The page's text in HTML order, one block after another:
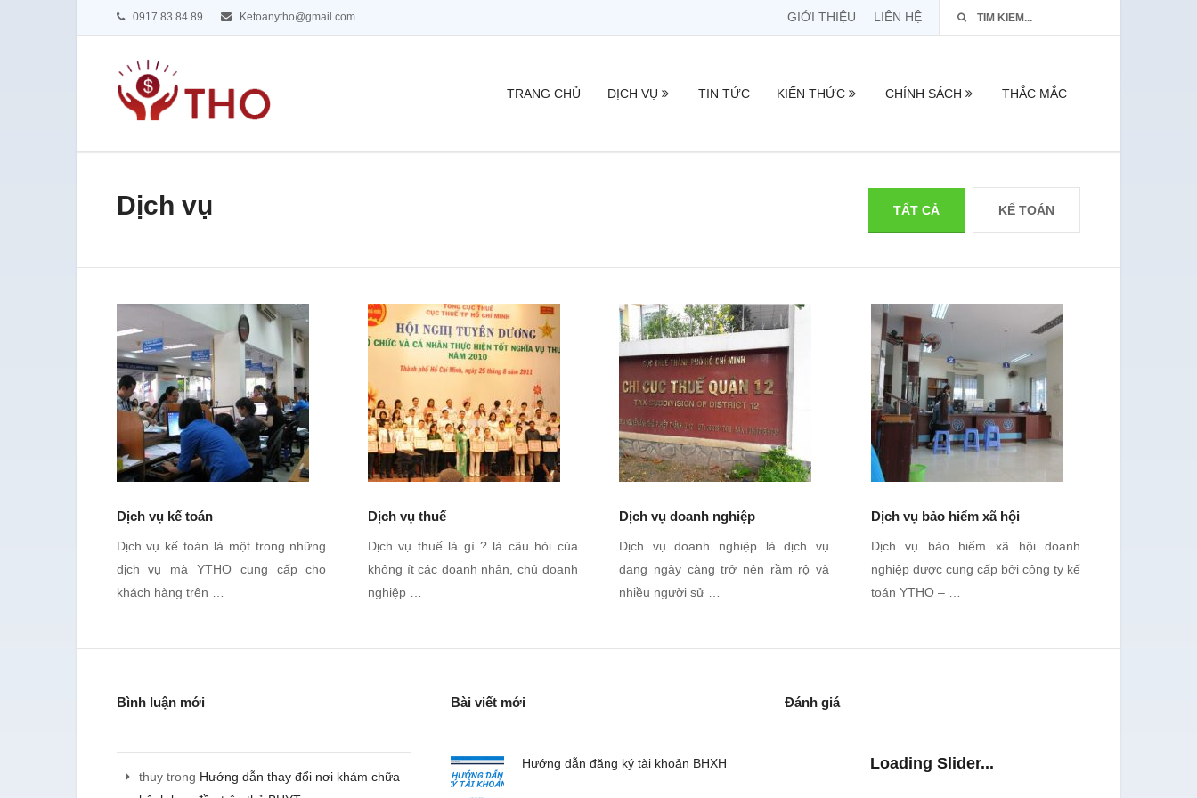
0917 83 84 89 Ketoanytho@gmail.com GIỚI THIỆU LIÊN HỆ
TRANG CHỦ DỊCH VỤ TIN TỨC KIẾN THỨC CHÍNH SÁCH THẮC MẮC
Dịch vụ TẤT CẢ KẾ TOÁN
Dịch vụ kế toán
Dịch vụ kế toán là một trong những
dịch vụ mà YTHO cung cấp cho
khách hàng trên …
Dịch vụ thuế
Dịch vụ thuế là gì ? là câu hỏi của
không ít các doanh nhân, chủ doanh
nghiệp …
Dịch vụ doanh nghiệp
Dịch vụ doanh nghiệp là dịch vụ
đang ngày càng trở nên rầm rộ và
nhiều người sử …
Dịch vụ bảo hiểm xã hội
Dịch vụ bảo hiểm xã hội doanh
nghiệp được cung cấp bởi công ty kế
toán YTHO – …
Bình luận mới
thuytrong Hướng dẫn thay đổi nơi khám chữa
Bài viết mới
Hướng dẫn đăng ký tài khoản BHXH
Đánh giá